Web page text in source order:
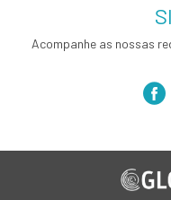
Acompanhe as nossas